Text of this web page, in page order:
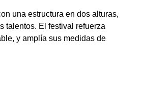
una estructura en dos alturas,
talentos. El festival refuerza
y amplía sus medidas de